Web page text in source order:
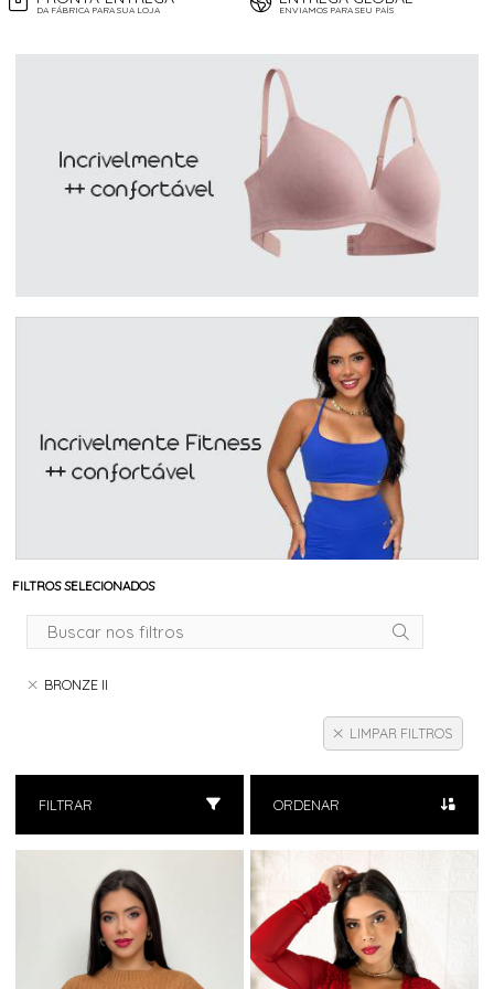
DA FÁBRICA PARA SUA LOJA ENVIAMOS PARA SEU PAÍS
FILTROS SELECIONADOS
BRONZE II
LIMPAR FILTROS
FILTRAR ORDENAR